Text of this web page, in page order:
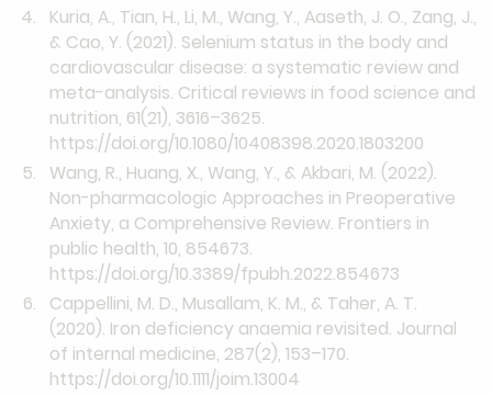
Kuria, A., Tian, H., Li, M., Wang, Y., Aaseth, J. O., Zang, J.,
& Cao, Y. (2021). Selenium status in the body and
cardiovascular disease: a systematic review and
meta-analysis. Critical reviews in food science and
nutrition, 61(21), 3616–3625.
https://doi.org/10.1080/10408398.2020.1803200
Wang, R., Huang, X., Wang, Y., & Akbari, M. (2022).
Non-pharmacologic Approaches in Preoperative
Anxiety, a Comprehensive Review. Frontiers in
public health, 10, 854673.
https://doi.org/10.3389/fpubh.2022.854673
Cappellini, M. D., Musallam, K. M., & Taher, A. T.
(2020). Iron deficiency anaemia revisited. Journal
of internal medicine, 287(2), 153–170.
https://doi.org/10.1111/joim.13004